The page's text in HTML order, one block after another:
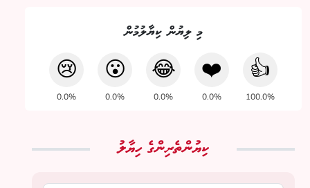
މި ލިޔުން ކިޔާލުމުން
👍
100.0%
❤️
0.0%
😂
0.0%
😮
0.0%
😢
0.0%
ކިޔުންތެރިންގެ ހިޔާލު